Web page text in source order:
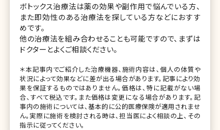
ボトックス治療法は薬の効果や副作用で悩んでいる方、
また即効性のある治療法を探している方などにおすす
めです。
他の治療法を組み合わせることも可能ですので、まずは
ドクターとよくご相談ください。
＊本記事内でご紹介した治療機器、施術内容は、個人の体質や
状況によって効果などに差が出る場合があります。記事により効
果を保証するものではありません。価格は、特に記載がない場
合、すべて税込です。また価格は変更になる場合があります。記
事内の施術については、基本的に公的医療保険が適用されませ
ん。実際に施術を検討される時は、担当医によく相談の上、その
指示に従ってください。